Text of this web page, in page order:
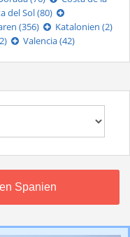
del Sol (80)
(356)
Katalonien (2)
Valencia (42)
Spanien